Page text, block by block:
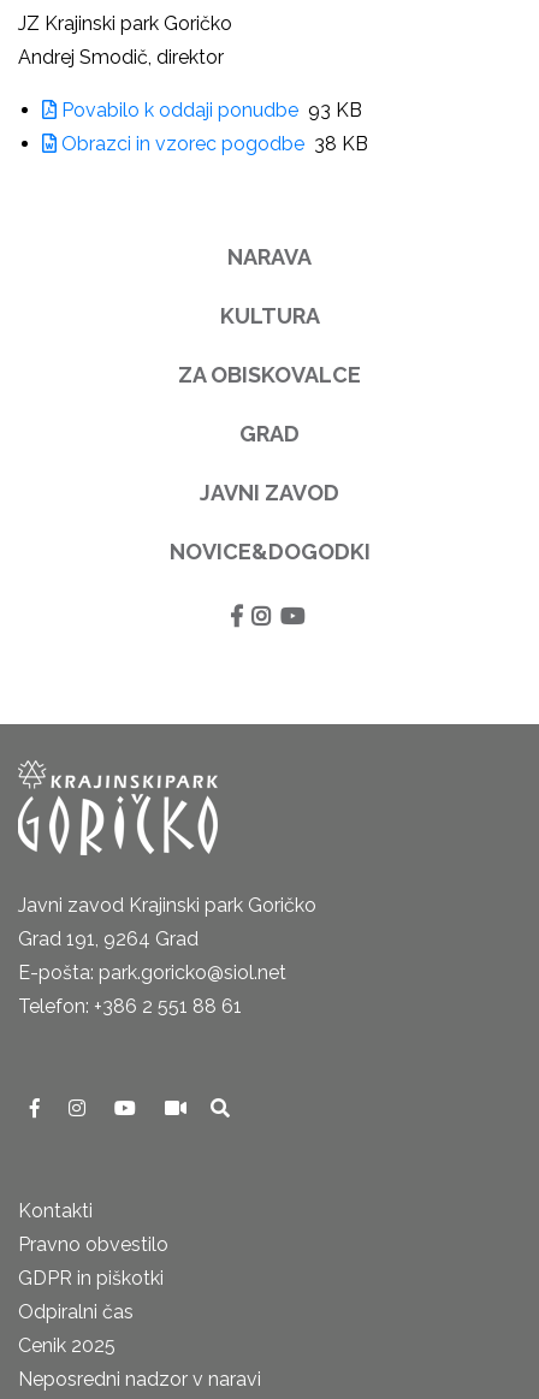
JZ Krajinski park Goričko
Andrej Smodič, direktor
Povabilo k oddaji ponudbe 93 KB
Obrazci in vzorec pogodbe 38 KB
NARAVA
KULTURA
ZA OBISKOVALCE
GRAD
JAVNI ZAVOD
NOVICE&DOGODKI
Javni zavod Krajinski park Goričko
Grad 191, 9264 Grad
E-pošta: park.goricko@siol.net
Telefon: +386 2 551 88 61
Kontakti
Pravno obvestilo
GDPR in piškotki
Odpiralni čas
Cenik 2025
Neposredni nadzor v naravi